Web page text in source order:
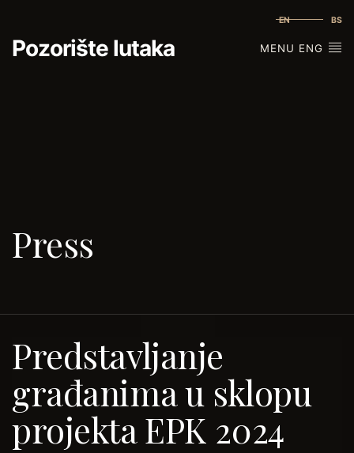
EN BS
Pozorište lutaka MENU ENG
Press
Predstavljanje
građanima u sklopu
projekta EPK 2024